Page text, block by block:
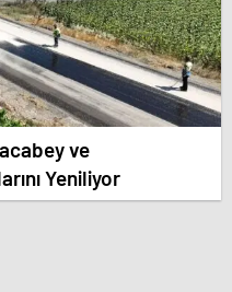
ve
Yeniliyor